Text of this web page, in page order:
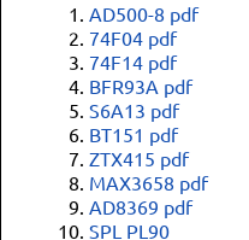
AD500-8 pdf
74F04 pdf
74F14 pdf
BFR93A pdf
S6A13 pdf
BT151 pdf
ZTX415 pdf
MAX3658 pdf
AD8369 pdf
SPL PL90